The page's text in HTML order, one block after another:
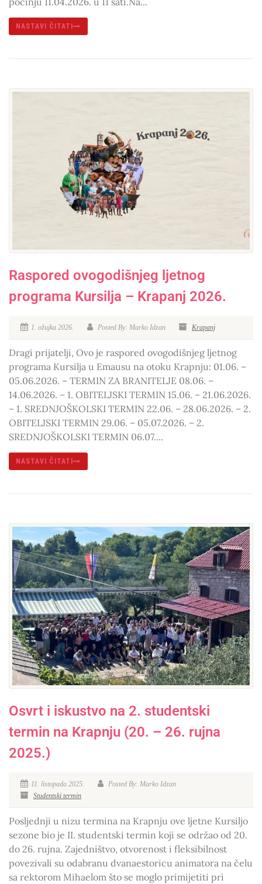
NASTAVI ČITATI
Raspored ovogodišnjeg ljetnog
programa Kursilja – Krapanj 2026.
1. ožujka 2026. Posted By: Marko Idzan Krapanj
Dragi prijatelji, Ovo je raspored ovogodišnjeg ljetnog
programa Kursilja u Emausu na otoku Krapnju: 01.06. –
05.06.2026. – TERMIN ZA BRANITELJE 08.06. –
14.06.2026. – 1. OBITELJSKI TERMIN 15.06. – 21.06.2026.
– 1. SREDNJOŠKOLSKI TERMIN 22.06. – 28.06.2026. – 2.
OBITELJSKI TERMIN 29.06. – 05.07.2026. – 2.
SREDNJOŠKOLSKI TERMIN 06.07....
NASTAVI ČITATI
Osvrt i iskustvo na 2. studentski
termin na Krapnju (20. – 26. rujna
2025.)
11. listopada 2025.
Posted By: Marko Idzan
Studentski termin
Posljednji u nizu termina na Krapnju ove ljetne Kursiljo
sezone bio je II. studentski termin koji se održao od 20.
do 26. rujna. Zajedništvo, otvorenost i fleksibilnost
povezivali su odabranu dvanaestoricu animatora na čelu
sa rektorom Mihaelom što se moglo primijetiti pri